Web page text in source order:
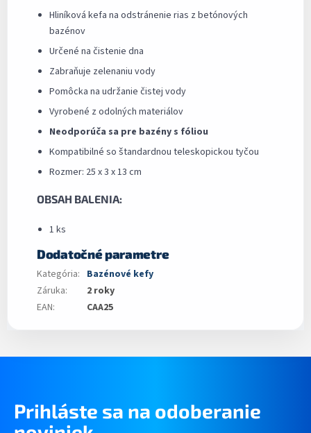
Hliníková kefa na odstránenie rias z betónových
bazénov
Určené na čistenie dna
Zabraňuje zelenaniu vody
Pomôcka na udržanie čistej vody
Vyrobené z odolných materiálov
Neodporúča sa pre bazény s fóliou
Kompatibilné so štandardnou teleskopickou tyčou
Rozmer: 25 x 3 x 13 cm
OBSAH BALENIA:
1 ks
Dodatočné parametre
Kategória: Bazénové kefy
Záruka:
2 roky
EAN: CAA25
Prihláste sa na odoberanie